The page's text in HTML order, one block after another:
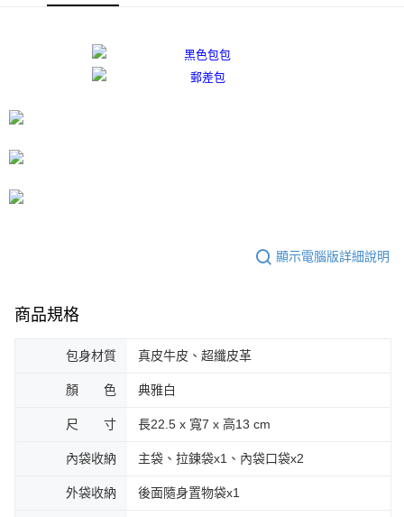
購買商品的店家。未經商家同意取消之訂單仍視為有效，需透過AFTEE先享
是否繳費成功／繳費後需取消欲退款等相關疑問，請聯繫「AFTEE先享後付
客戶支援中心」https://netprotections.freshdesk.com/support/home
１．透過由恩沛科技股份有限公司提供之「AFTEE先享後付」服務完成之交
權轉讓予恩沛科技股份有限公司。
３．未成年的使用者請事先徵得法定代理人或監護人之同意方可使用
４．使用「AFTEE先享後付」時，將依據個別帳號之用戶狀況，依本公司即
時審查核予不同之上限額度；若仍有額度不足之情形，本公司將視審查結果
恩沛科技股份有限公司將有權停止該用戶之使用額度並採取法律行動。
每筆NT$80，滿NT$3,000(含以上)免運費
顯示電腦版詳細說明
商品規格
包身材質 真皮牛皮、超纖皮革
顏 色 典雅白
尺 寸 長22.5 x 寬7 x 高13 cm
內袋收納 主袋、拉鍊袋x1、內袋口袋x2
外袋收納 後面隨身置物袋x1